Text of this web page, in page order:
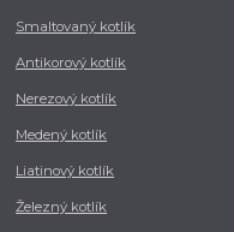
Smaltovaný kotlík
Antikorový kotlík
Nerezový kotlík
Medený kotlík
Liatinový kotlík
Železný kotlík